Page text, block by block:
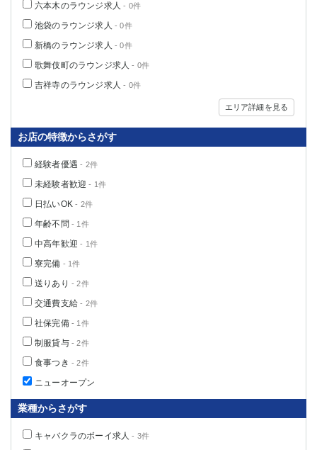
六本木のラウンジ求人- 0件
池袋のラウンジ求人 - 0件
新橋のラウンジ求人 - 0件
歌舞伎町のラウンジ求人- 0件
吉祥寺のラウンジ求人- 0件
エリア詳細を見る
お店の特徴からさがす
経験者優遇 - 2件
未経験者歓迎 - 1件
日払いOK - 2件
年齢不問 - 1件
中高年歓迎 - 1件
寮完備 - 1件
送りあり - 2件
交通費支給 - 2件
社保完備- 1件
制服貸与- 2件
食事つき - 2件
ニューオープン
業種からさがす
キャバクラのボーイ求人 - 3件
該当求人 0 件